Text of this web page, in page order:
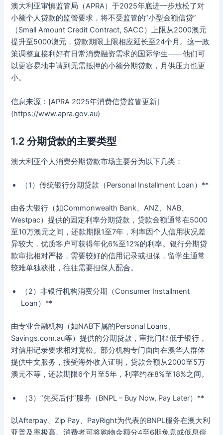
澳大利亚审慎监管局（APRA）于2025年底进一步放松了对
小额个人贷款的监管要求，将不受监管的”小型金额信贷”
（Small Amount Credit Contract, SACC）上限从2000澳元
提升至5000澳元，贷款期限上限相应延长至24个月。这一政
策调整直接利好有日常消费融资需求的国际学生——他们可
以更容易地申请到无需抵押的小额分期贷款，月供压力也更
小。
信息来源：[APRA 2025年消费信贷监管更新]
(https://www.apra.gov.au)
1.2 分期贷款的主要类型
澳大利亚个人消费分期贷款市场主要分为以下几类：
（1）传统银行分期贷款（Personal Installment Loan）**
由各大银行（如Commonwealth Bank、ANZ、NAB、
Westpac）提供的固定利率分期贷款，贷款金额通常在5000
至10万澳元之间，还款期限1至7年，利率因个人信用状况差
异较大，优质客户可获得年化6%至12%的利率。银行分期贷
款审批相对严格，需要较好的信用记录或担保，留学生通常
较难单独获批，往往需要担保人配合。
（2）非银行机构消费分期（Consumer Installment
Loan）**
由专业金融机构（如NAB下属的Personal Loans、
Savings.com.au等）提供的分期贷款，审批门槛低于银行，
对信用记录要求相对宽松。部分机构专门面向在澳华人群体
提供中文服务，接受海外收入证明，贷款金额从2000至5万
澳元不等，还款期限6个月至5年，利率约在8%至18%之间。
（3）”先买后付”服务（BNPL – Buy Now, Pay Later）**
以Afterpay、Zip Pay、PayRight为代表的BNPL服务在澳大利
亚普及率极高。消费者可将购物金额分4至6期免息或低息偿